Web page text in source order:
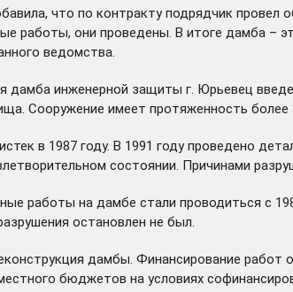
что по контракту подрядчик провел
работы, они проведены. В итоге дамба –
ведомства.
дамба инженерной защиты г. Юрьевец
Сооружение имеет протяженность
в 1987 году. В 1991 году проведено
состоянии. Причинами
работы на дамбе стали проводиться с
остановлен не был.
дамбы. Финансирование
бюджетов на условиях